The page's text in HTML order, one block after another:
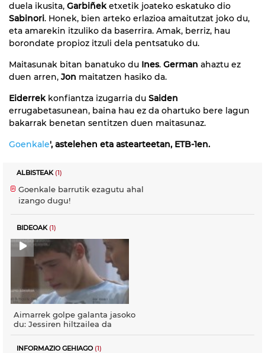
duela ikusita, Garbiñek etxetik joateko eskatuko dio
Sabinori. Honek, bien arteko erlazioa amaitutzat joko du,
eta amarekin itzuliko da baserrira. Amak, berriz, hau
borondate propioz itzuli dela pentsatuko du.
Maitasunak bitan banatuko du Ines. German ahaztu ez
duen arren, Jon maitatzen hasiko da.
Eiderrek konfiantza izugarria du Saiden
errugabetasunean, baina hau ez da ohartuko bere lagun
bakarrak benetan sentitzen duen maitasunaz.
Goenkale', astelehen eta astearteetan, ETB-1en.
ALBISTEAK (1)
Goenkale barrutik ezagutu ahal
izango dugu!
BIDEOAK (1)
Aimarrek golpe galanta jasoko
du: Jessiren hiltzailea da
INFORMAZIO GEHIAGO(1)